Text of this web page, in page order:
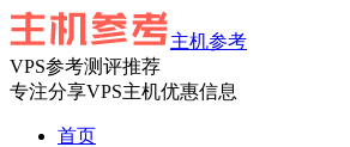
主机参考
VPS参考测评推荐
专注分享VPS主机优惠信息
首页